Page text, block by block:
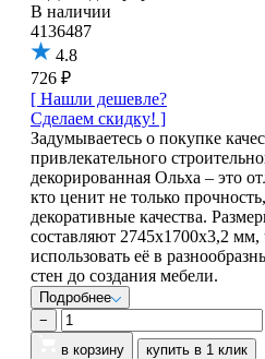
В наличии
4136487
4.8
726 ₽
[ Нашли дешевле?
Сделаем скидку! ]
Задумываетесь о покупке
привлекательного
декорированная Ольха – это
кто ценит не только
декоративные качества.
составляют 2745х1700х3,2 мм,
использовать её в
стен до создания мебели.
Подробнее
−
в корзину
купить в 1 клик